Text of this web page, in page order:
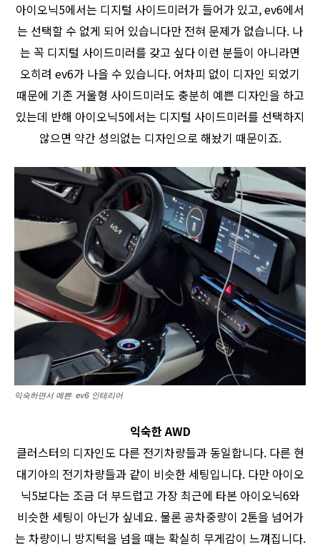
아이오닉5에서는 디지털 사이드미러가 들어가 있고, ev6에서
는 선택할 수 없게 되어 있습니다만 전혀 문제가 없습니다. 나
는 꼭 디지털 사이드미러를 갖고 싶다 이런 분들이 아니라면
오히려 ev6가 나을 수 있습니다. 어차피 없이 디자인 되었기
때문에 기존 거울형 사이드미러도 충분히 예쁜 디자인을 하고
있는데 반해 아이오닉5에서는 디지털 사이드미러를 선택하지
않으면 약간 성의없는 디자인으로 해놨기 때문이죠.
익숙하면서 예쁜 ev6 인테리어
익숙한 AWD
클러스터의 디자인도 다른 전기차량들과 동일합니다. 다른 현
대기아의 전기차량들과 같이 비슷한 세팅입니다. 다만 아이오
닉5보다는 조금 더 부드럽고 가장 최근에 타본 아이오닉6와
비슷한 세팅이 아닌가 싶네요. 물론 공차중량이 2톤을 넘어가
는 차량이니 방지턱을 넘을 때는 확실히 무게감이 느껴집니다.